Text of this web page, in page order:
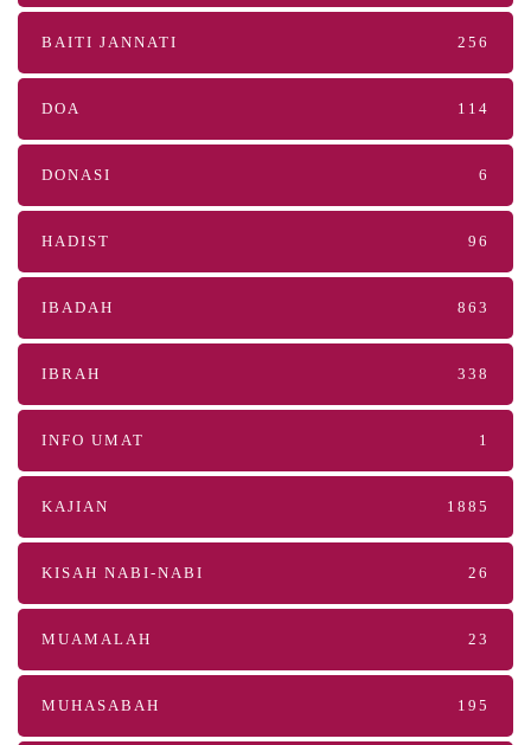
BAITI JANNATI 256
DOA 114
DONASI 6
HADIST 96
IBADAH 863
IBRAH 338
INFO UMAT 1
KAJIAN 1885
KISAH NABI-NABI 26
MUAMALAH 23
MUHASABAH 195